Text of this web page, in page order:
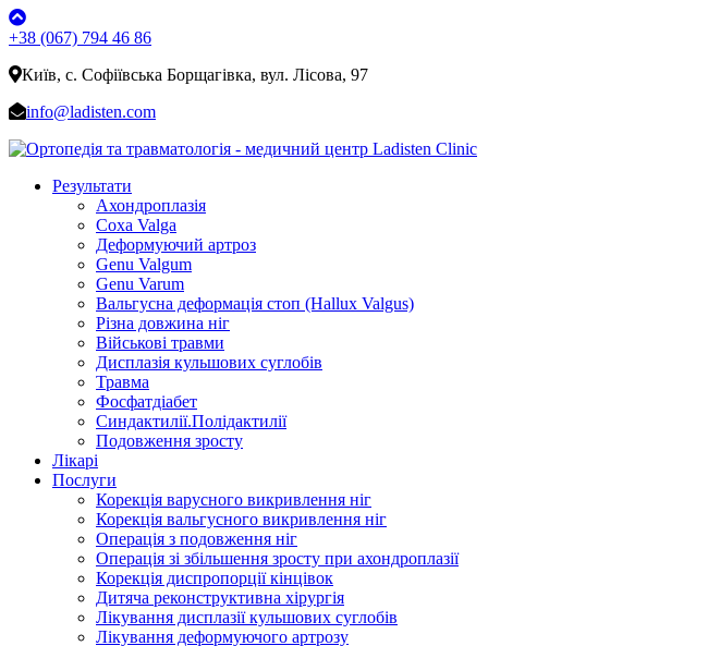
+38 (067) 794 46 86
Київ, с. Софіївська Борщагівка, вул. Лісова, 97
info@ladisten.com
Результати
Ахондроплазія
Coxa Valga
Деформуючий артроз
Genu Valgum
Genu Varum
Вальгусна деформація стоп (Hallux Valgus)
Різна довжина ніг
Військові травми
Дисплазія кульшових суглобів
Травма
Фосфатдіабет
Синдактилії.Полідактилії
Подовження зросту
Лікарі
Послуги
Корекція варусного викривлення ніг
Корекція вальгусного викривлення ніг
Операція з подовження ніг
Операція зі збільшення зросту при ахондроплазії
Корекція диспропорції кінцівок
Дитяча реконструктивна хірургія
Лікування дисплазії кульшових суглобів
Лікування деформуючого артрозу